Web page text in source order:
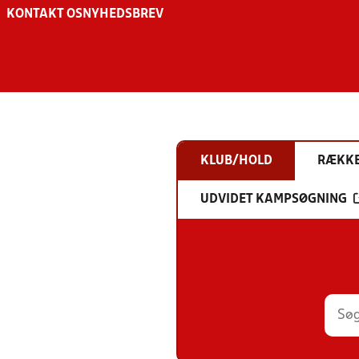
KONTAKT OS NYHEDSBREV
KLUB/HOLD
UDVIDET KAMPSØGNING